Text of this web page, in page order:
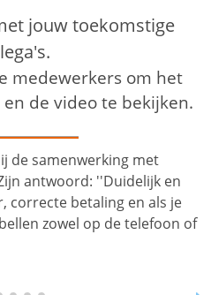
jouw toekomstige
medewerkers om het
de video te bekijken.
de samenwerking met
antwoord: ''Duidelijk en
correcte betaling en als je
zowel op de telefoon of